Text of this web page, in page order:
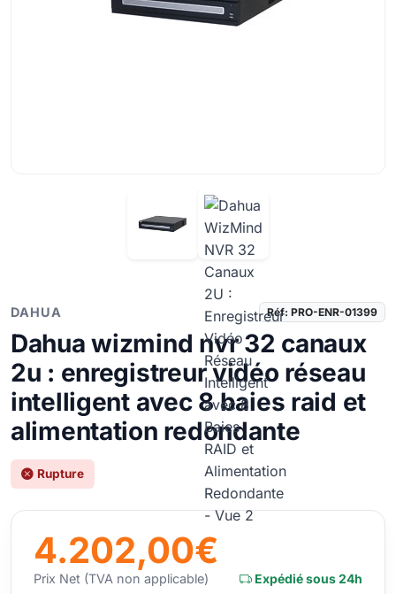
DAHUA Réf: PRO-ENR-01399
Dahua wizmind nvr 32 canaux
2u : enregistreur vidéo réseau
intelligent avec 8 baies raid et
alimentation redondante
Rupture
4.202,00€
Prix Net (TVA non applicable) Expédié sous 24h